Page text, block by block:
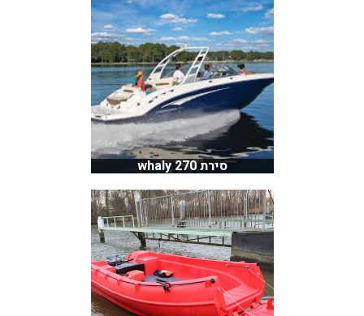
סירת whaly 270